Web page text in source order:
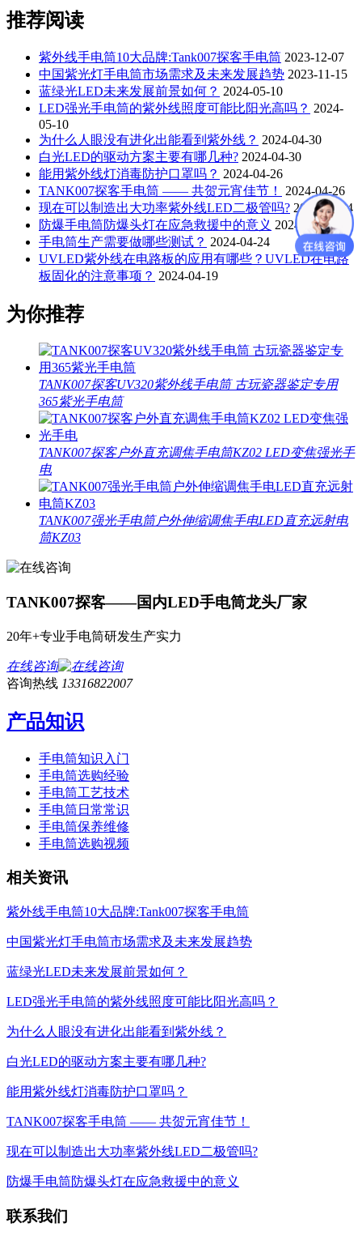
推荐阅读
紫外线手电筒10大品牌:Tank007探客手电筒 2023-12-07
中国紫光灯手电筒市场需求及未来发展趋势 2023-11-15
蓝绿光LED未来发展前景如何？ 2024-05-10
LED强光手电筒的紫外线照度可能比阳光高吗？ 2024-
05-10
为什么人眼没有进化出能看到紫外线？ 2024-04-30
白光LED的驱动方案主要有哪几种? 2024-04-30
能用紫外线灯消毒防护口罩吗？ 2024-04-26
TANK007探客手电筒 —— 共贺元宵佳节！
2024-04-26
现在可以制造出大功率紫外线LED二极管吗? 2024-04-24
防爆手电筒防爆头灯在应急救援中的意义 2024-04-24
手电筒生产需要做哪些测试？ 2024-04-24
UVLED紫外线在电路板的应用有哪些？UVLED在电路
板固化的注意事项？ 2024-04-19
为你推荐
TANK007探客UV320紫外线手电筒 古玩瓷器鉴定专用
365紫光手电筒
TANK007探客户外直充调焦手电筒KZ02 LED变焦强光手
电
TANK007强光手电筒户外伸缩调焦手电LED直充远射电
筒KZ03
TANK007探客——国内LED手电筒龙头厂家
20年+专业手电筒研发生产实力
在线咨询
咨询热线 13316822007
产品知识
手电筒知识入门
手电筒选购经验
手电筒工艺技术
手电筒日常常识
手电筒保养维修
手电筒选购视频
相关资讯
紫外线手电筒10大品牌:Tank007探客手电筒
中国紫光灯手电筒市场需求及未来发展趋势
蓝绿光LED未来发展前景如何？
LED强光手电筒的紫外线照度可能比阳光高吗？
为什么人眼没有进化出能看到紫外线？
白光LED的驱动方案主要有哪几种?
能用紫外线灯消毒防护口罩吗？
TANK007探客手电筒 —— 共贺元宵佳节！
现在可以制造出大功率紫外线LED二极管吗?
防爆手电筒防爆头灯在应急救援中的意义
联系我们